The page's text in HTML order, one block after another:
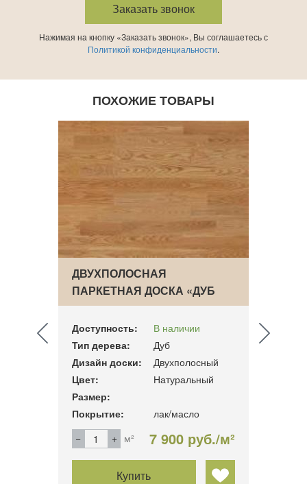
Нажимая на кнопку «Заказать звонок», Вы соглашаетесь с
Политикой конфиденциальности.
ПОХОЖИЕ ТОВАРЫ
ДВУХПОЛОСНАЯ
ПАРКЕТНАЯ ДОСКА «ДУБ
КРАСНЫЙ…
Доступность:
В наличии
Тип дерева:
Дуб
Дизайн доски:
Двухполосный
Цвет:
Натуральный
Размер:
Покрытие:
лак/масло
м²
7 900 руб./м²
Купить